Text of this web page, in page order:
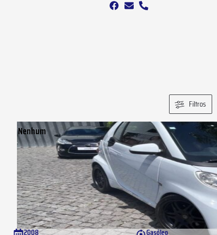
Filtros
Nenhum
2008 Gasóleo